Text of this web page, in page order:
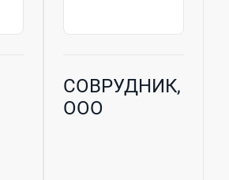
СОВРУДНИК,
ООО